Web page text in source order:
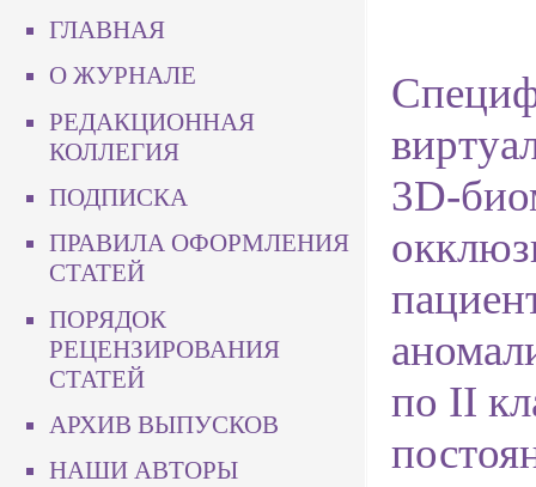
ГЛАВНАЯ
О ЖУРНАЛЕ
РЕДАКЦИОННАЯ
КОЛЛЕГИЯ
ПОДПИСКА
ПРАВИЛА ОФОРМЛЕНИЯ
СТАТЕЙ
ПОРЯДОК
РЕЦЕНЗИРОВАНИЯ
СТАТЕЙ
АРХИВ ВЫПУСКОВ
НАШИ АВТОРЫ
3D-
по II